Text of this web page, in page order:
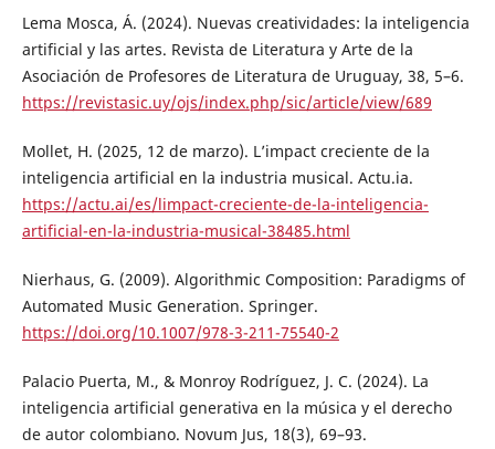
Lema Mosca, Á. (2024). Nuevas creatividades: la inteligencia
artificial y las artes. Revista de Literatura y Arte de la
Asociación de Profesores de Literatura de Uruguay, 38, 5–6.
https://revistasic.uy/ojs/index.php/sic/article/view/689
Mollet, H. (2025, 12 de marzo). L’impact creciente de la
inteligencia artificial en la industria musical. Actu.ia.
https://actu.ai/es/limpact-creciente-de-la-inteligencia-
artificial-en-la-industria-musical-38485.html
Nierhaus, G. (2009). Algorithmic Composition: Paradigms of
Automated Music Generation. Springer.
https://doi.org/10.1007/978-3-211-75540-2
Palacio Puerta, M., & Monroy Rodríguez, J. C. (2024). La
inteligencia artificial generativa en la música y el derecho
de autor colombiano. Novum Jus, 18(3), 69–93.